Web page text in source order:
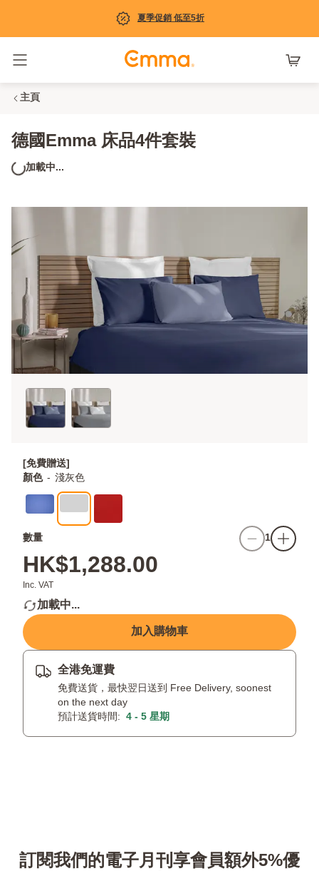
夏季促銷 低至5折
主頁
德國Emma 床品4件套裝
加載中...
[免費贈送]
顏色 - 淺灰色
數量 1
HK$1,288.00
Inc. VAT
加載中...
加入購物車
全港免運費
免費送貨，最快翌日送到 Free Delivery, soonest
on the next day
預計送貨時間: 4 - 5 星期
訂閱我們的電子月刊享會員額外5%優